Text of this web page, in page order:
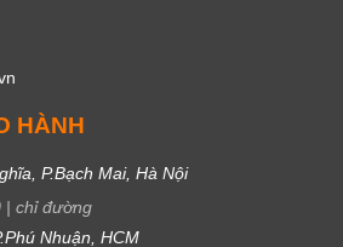
HÀNH
P.Bạch Mai, Hà Nội
| chỉ đường
Nhuận, HCM